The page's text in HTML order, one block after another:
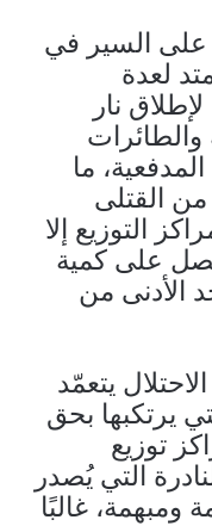
على السير في
لعدة
نار
ما
من القتلى
التوزيع إلا
على كمية
الأدنى من
يتعمّد
يرتكبها بحق
توزيع
التي يُصدر
ومبهمة، غالبًا